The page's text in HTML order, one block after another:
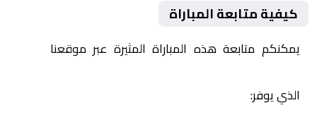
كيفية متابعة المباراة
يمكنكم متابعة هذه المباراة المثيرة عبر موقعنا
الذي يوفر: